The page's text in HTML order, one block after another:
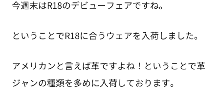
今週末はR18のデビューフェアですね。
ということでR18に合うウェアを入荷しました。
アメリカンと言えば革ですよね！ということで革
ジャンの種類を多めに入荷しております。